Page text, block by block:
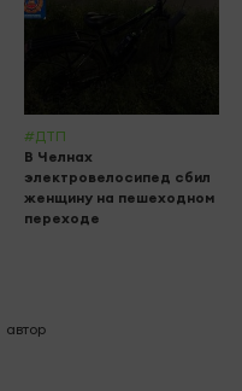
#ДТП
В Челнах
электровелосипед сбил
женщину на пешеходном
переходе
автор